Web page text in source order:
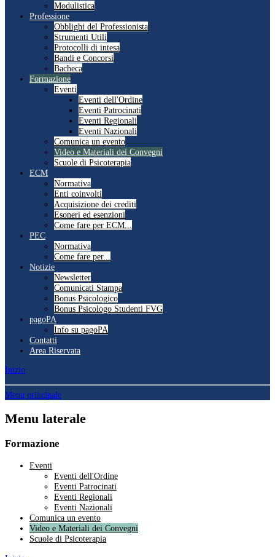
Modulistica
Professione
Obblighi del Professionista
Strumenti Utili
Protocolli di intesa
Bandi e Concorsi
Bacheca
Formazione
Eventi
Eventi dell'Ordine
Eventi Patrocinati
Eventi Regionali
Eventi Nazionali
Comunica un evento
Video e Materiali dei Convegni
Scuole di Psicoterapia
ECM
Normativa
Enti coinvolti
Acquisizione dei crediti
Esoneri ed esenzioni
Come fare per ECM...
PEC
Normativa
Come fare per...
Notizie
Newsletter
Comunicati Stampa
Bonus Psicologico
Bonus Psicologo Studenti FVG
pagoPA
Info su pagoPA
Contatti
Area Riservata
Inizio
Menu principale
Menu laterale
Formazione
Eventi
Eventi dell'Ordine
Eventi Patrocinati
Eventi Regionali
Eventi Nazionali
Comunica un evento
Video e Materiali dei Convegni
Scuole di Psicoterapia